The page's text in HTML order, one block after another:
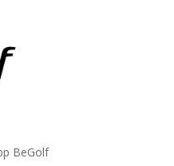
BeGolf